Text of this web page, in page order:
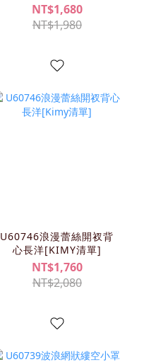
NT$1,680
NT$1,980
U60746浪漫蕾絲開衩背
心長洋[KIMY清單]
NT$1,760
NT$2,080